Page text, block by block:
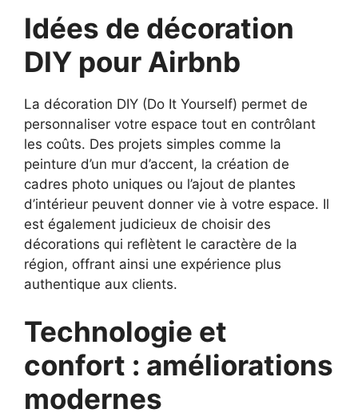
Idées de décoration
DIY pour Airbnb
La décoration DIY (Do It Yourself) permet de
personnaliser votre espace tout en contrôlant
les coûts. Des projets simples comme la
peinture d’un mur d’accent, la création de
cadres photo uniques ou l’ajout de plantes
d’intérieur peuvent donner vie à votre espace. Il
est également judicieux de choisir des
décorations qui reflètent le caractère de la
région, offrant ainsi une expérience plus
authentique aux clients.
Technologie et
confort : améliorations
modernes